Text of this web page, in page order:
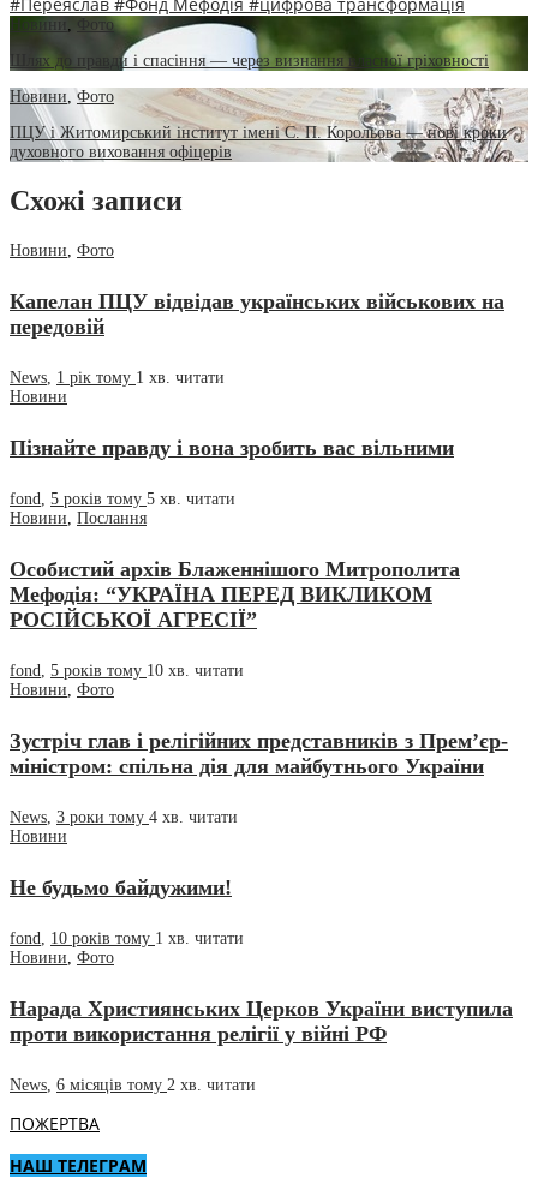
Новини
Фото
Шлях до правди і спасіння — через визнання власної гріховності
Новини Фото
ПЦУ і Житомирський інститут імені С. П. Корольова — нові кроки
духовного виховання офіцерів
Схожі записи
Новини, Фото
Капелан ПЦУ відвідав українських військових на
передовій
News, 1 рік тому 1 хв. читати
Новини
Пізнайте правду і вона зробить вас вільними
fond, 5 років тому 5 хв. читати
Новини, Послання
Особистий архів Блаженнішого Митрополита
Мефодія: “УКРАЇНА ПЕРЕД ВИКЛИКОМ
РОСІЙСЬКОЇ АГРЕСІЇ”
fond, 5 років тому 10 хв. читати
Новини, Фото
Зустріч глав і релігійних представників з Прем’єр-
міністром: спільна дія для майбутнього України
News 3 роки тому 4 хв. читати
Новини
Не будьмо байдужими!
fond 10 років тому 1 хв. читати
Новини Фото
Нарада Християнських Церков України виступила
проти використання релігії у війні РФ
News 6 місяців тому 2 хв. читати
ПОЖЕРТВА
НАШ ТЕЛЕГРАМ